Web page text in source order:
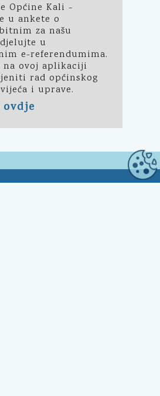
Općine Kali -
u ankete o
za našu
u
e-referendumima.
na ovoj aplikaciji
rad općinskog
i uprave.